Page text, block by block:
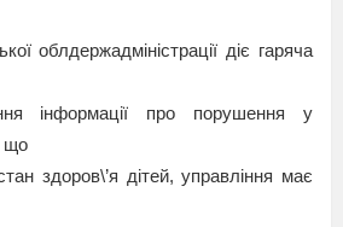
облдержадміністрації діє гаряча
інформації про порушення у
що
здоров\’я дітей, управління має